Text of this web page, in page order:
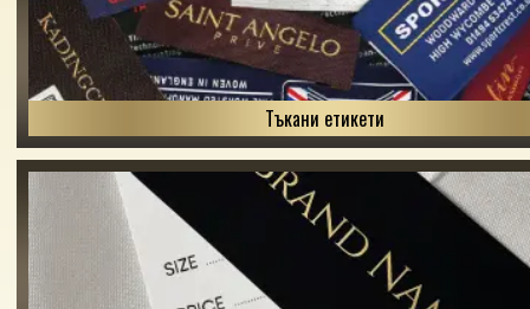
Тъкани етикети